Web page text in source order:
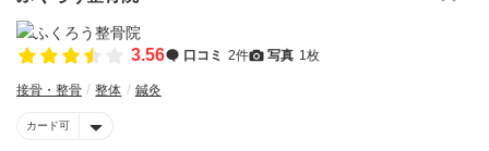
3.56 口コミ 2件 写真 1枚
接骨・整骨 整体 鍼灸
カード可